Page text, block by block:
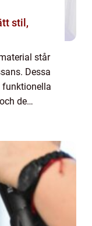
står
Dessa
funktionella
de